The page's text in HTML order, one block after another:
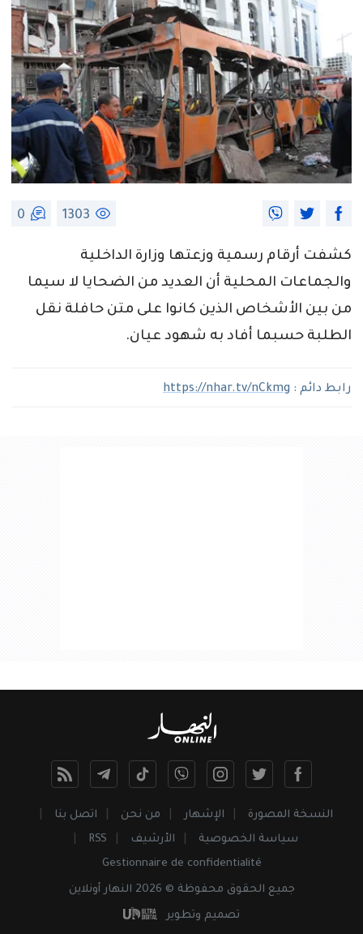
1303
0
كشفت أرقام رسمية وزعتها وزارة الداخلية
والجماعات المحلية أن العديد من الضحايا لا سيما
من بين الأشخاص الذين كانوا على متن حافلة نقل
الطلبة حسبما أفاد به شهود عيان.
رابط دائم : https://nhar.tv/nCkmg
النسخة المصورة الإشهار من نحن
اتصل بنا
سياسة الخصوصية
الأرشيف
RSS
Gestionnaire de confidentialité
جميع الحقوق محفوظة © 2026 النهار أونلاين
تصميم وتطوير